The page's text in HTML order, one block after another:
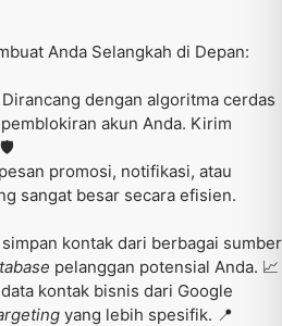
Anda Selangkah di Depan:
Dirancang dengan algoritma cerdas
akun Anda. Kirim
🛡️
promosi, notifikasi, atau
sangat besar secara efisien.
kontak dari berbagai sumber
pelanggan potensial Anda. 📈
kontak bisnis dari Google
yang lebih spesifik. 📍